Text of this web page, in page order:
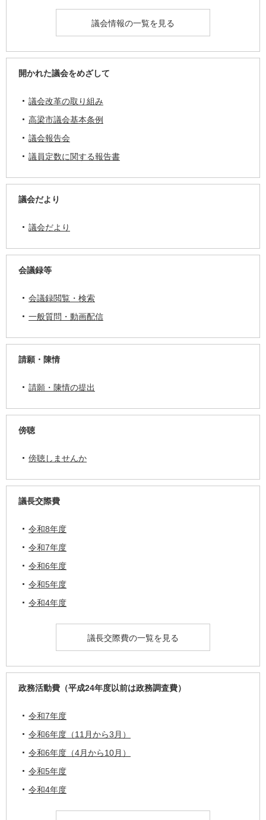
議会情報の一覧を見る
開かれた議会をめざして
議会改革の取り組み
高梁市議会基本条例
議会報告会
議員定数に関する報告書
議会だより
議会だより
会議録等
会議録閲覧・検索
一般質問・動画配信
請願・陳情
請願・陳情の提出
傍聴
傍聴しませんか
議長交際費
令和8年度
令和7年度
令和6年度
令和5年度
令和4年度
議長交際費の一覧を見る
政務活動費（平成24年度以前は政務調査費）
令和7年度
令和6年度（11月から3月）
令和6年度（4月から10月）
令和5年度
令和4年度